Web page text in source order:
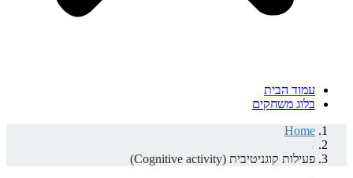
עמוד הבית
בלוג משחקים
Home
/
פעילות קוגניטיבית (Cognitive activity)